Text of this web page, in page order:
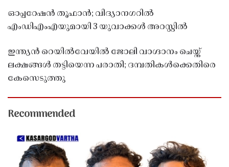
ഓപ്പറേഷൻ തൂഫാൻ; വിദ്യാനഗറിൽ
എംഡിഎംഎയുമായി 3 യുവാക്കൾ അറസ്റ്റിൽ
ഇന്ത്യൻ റെയിൽവേയിൽ ജോലി വാഗ്ദാനം ചെയ്ത്
ലക്ഷങ്ങൾ തട്ടിയെന്ന പരാതി; ദമ്പതികൾക്കെതിരെ
കേസെടുത്തു
Recommended